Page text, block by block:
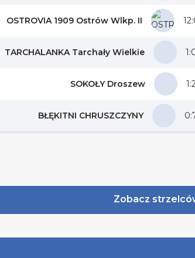
OSTROVIA 1909 Ostrów Wlkp. II
TARCHALANKA Tarchały Wielkie
SOKOŁY Droszew
BŁĘKITNI CHRUSZCZYNY
Zobacz